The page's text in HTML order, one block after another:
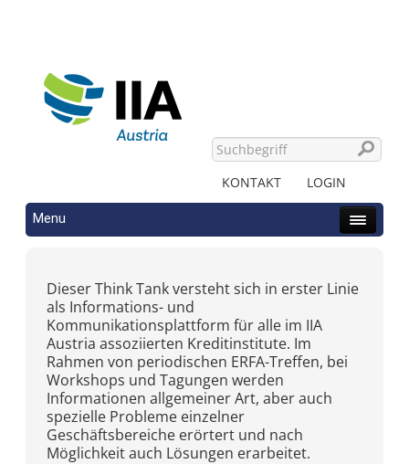
KONTAKT LOGIN
Menu
Dieser Think Tank versteht sich in erster Linie
als Informations- und
Kommunikationsplattform für alle im IIA
Austria assoziierten Kreditinstitute. Im
Rahmen von periodischen ERFA-Treffen, bei
Workshops und Tagungen werden
Informationen allgemeiner Art, aber auch
spezielle Probleme einzelner
Geschäftsbereiche erörtert und nach
Möglichkeit auch Lösungen erarbeitet.